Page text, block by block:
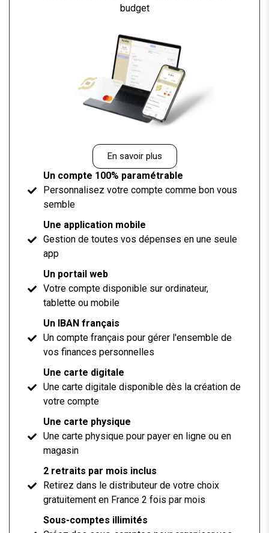
budget
En savoir plus
Un compte 100% paramétrable
Personnalisez votre compte comme bon vous
semble
Une application mobile
Gestion de toutes vos dépenses en une seule
app
Un portail web
Votre compte disponible sur ordinateur,
tablette ou mobile
Un IBAN français
Un compte français pour gérer l'ensemble de
vos finances personnelles
Une carte digitale
Une carte digitale disponible dès la création de
votre compte
Une carte physique
Une carte physique pour payer en ligne ou en
magasin
2 retraits par mois inclus
Retirez dans le distributeur de votre choix
gratuitement en France 2 fois par mois
Sous-comptes illimités